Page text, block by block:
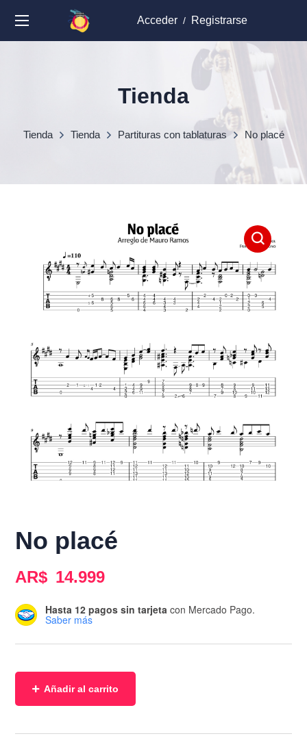
Acceder/ Registrarse
Tienda
Tienda Tienda Partituras con tablaturas No placé
No placé
AR$ 14.999
Hasta 12 pagos sin tarjeta con Mercado Pago.
Saber más
Añadir al carrito